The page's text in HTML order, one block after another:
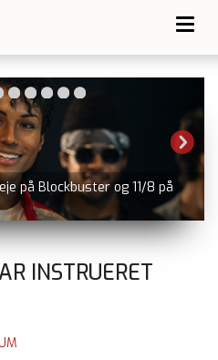
på Blockbuster og 11/8 på
INSTRUERET